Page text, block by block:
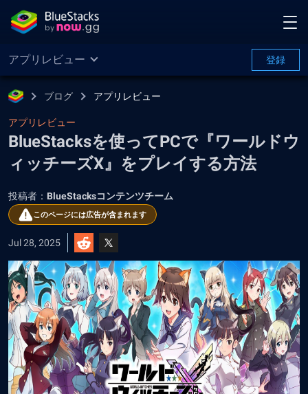
アプリレビュー 登録
ブログ アプリレビュー
アプリレビュー
BlueStacksを使ってPCで『ワールドウ
ィッチーズX』をプレイする方法
投稿者： BlueStacksコンテンツチーム
このページには広告が含まれます
Jul 28, 2025